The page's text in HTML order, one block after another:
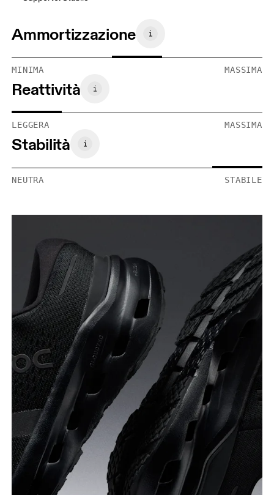
Ammortizzazione
MINIMA MASSIMA
Reattività
LEGGERA MASSIMA
Stabilità
NEUTRA STABILE